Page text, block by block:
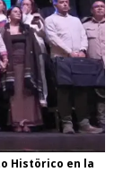
Histörico en la